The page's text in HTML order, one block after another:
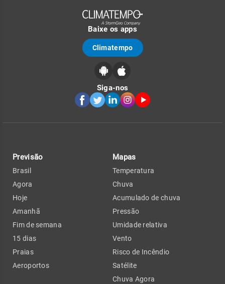
Baixe os apps
Climatempo
Siga-nos
Previsão
Brasil
Agora
Hoje
Amanhã
Fim de semana
15 dias
Praias
Aeroportos
Mapas
Temperatura
Chuva
Acumulado de chuva
Pressão
Umidade relativa
Vento
Risco de Incêndio
Satélite
Chuva Agora